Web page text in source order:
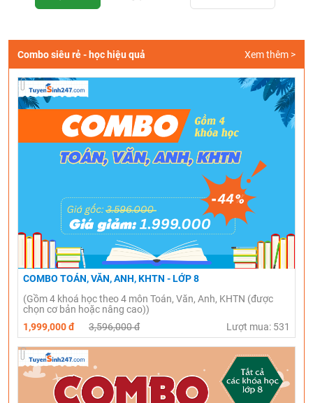
Combo siêu rẻ - học hiệu quả Xem thêm >
COMBO TOÁN, VĂN, ANH, KHTN - LỚP 8
(Gồm 4 khoá học theo 4 môn Toán, Văn, Anh, KHTN (được
chọn cơ bản hoặc nâng cao))
1,999,000 đ
3,596,000 đ Lượt mua: 531